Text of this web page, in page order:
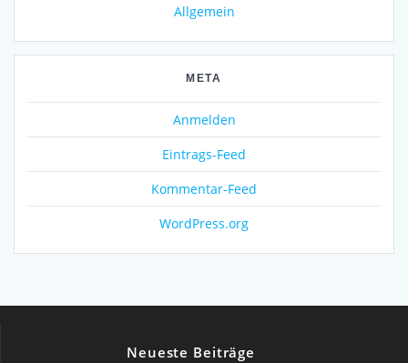
Allgemein
META
Anmelden
Eintrags-Feed
Kommentar-Feed
WordPress.org
Neueste Beiträge